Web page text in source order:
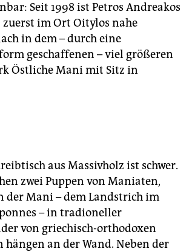
Seit 1998 ist Petros Andreakos
im Ort Oitylos nahe
in dem – durch eine
geschaffenen – viel größeren
Östliche Mani mit Sitz in
aus Massivholz ist schwer.
zwei Puppen von Maniaten,
der Mani – dem Landstrich im
– in tradioneller
von griechisch-orthodoxen
an der Wand. Neben der